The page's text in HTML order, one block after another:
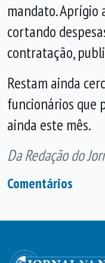
mandato. Aprígio
cortando
contratação,
Restam ainda
funcionários que
ainda este mês.
Da Redação do
Comentários